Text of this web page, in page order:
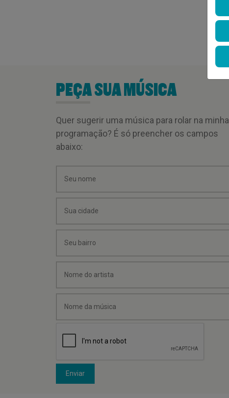
PEÇA SUA MÚSICA
Quer sugerir uma música para rolar na minha
programação? É só preencher os campos
abaixo:
Enviar